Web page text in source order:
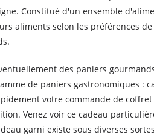
Constitué d'un ensemble
aliments selon les préférences
des paniers
de paniers gastronomiques :
votre commande de
Venez voir ce cadeau
garni existe sous diverses